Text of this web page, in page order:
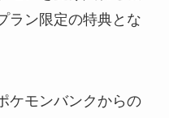
ラン限定の特典とな
ケモンバンクからの